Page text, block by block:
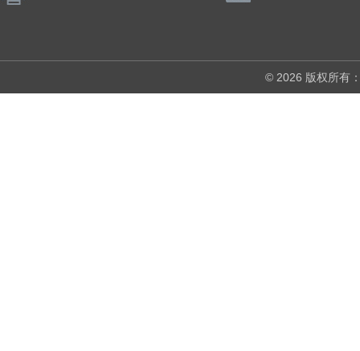
© 2026 版权所有